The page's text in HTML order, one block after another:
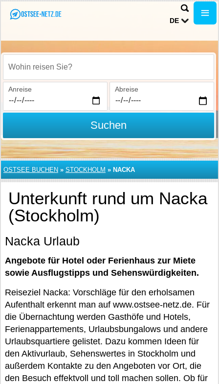
DE
Wohin reisen Sie?
Anreise Abreise
Suchen
OSTSEE BUCHEN » STOCKHOLM » NACKA
Unterkunft rund um Nacka
(Stockholm)
Nacka Urlaub
Angebote für Hotel oder Ferienhaus zur Miete
sowie Ausflugstipps und Sehenswürdigkeiten.
Reiseziel Nacka: Vorschläge für den erholsamen
Aufenthalt erkennt man auf www.ostsee-netz.de. Für
die Übernachtung werden Gasthöfe und Hotels,
Ferienappartements, Urlaubsbungalows und andere
Urlaubsquartiere gelistet. Dazu kommen Ideen für
den Aktivurlaub, Sehenswertes in Stockholm und
außerdem Kontakte zu den Angeboten vor Ort, die
den Besuch effektvoll und toll machen sollen. Ob für